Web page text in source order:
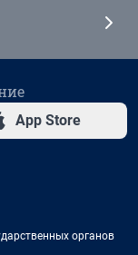
App Store
органов